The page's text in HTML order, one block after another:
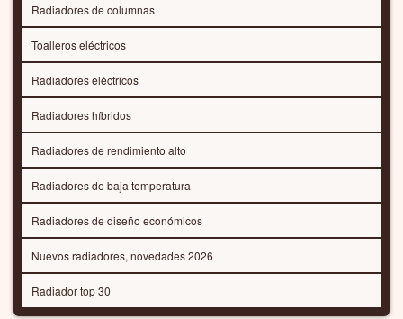
Radiadores de columnas
Toalleros eléctricos
Radiadores eléctricos
Radiadores híbridos
Radiadores de rendimiento alto
Radiadores de baja temperatura
Radiadores de diseño económicos
Nuevos radiadores, novedades 2026
Radiador top 30